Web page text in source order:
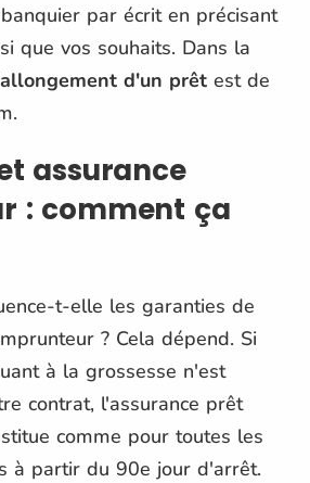
par écrit en précisant
que vos souhaits. Dans la
allongement d'un prêt est de
assurance
: comment ça
t-elle les garanties de
? Cela dépend. Si
à la grossesse n'est
contrat, l'assurance prêt
comme pour toutes les
à partir du 90e jour d'arrêt.